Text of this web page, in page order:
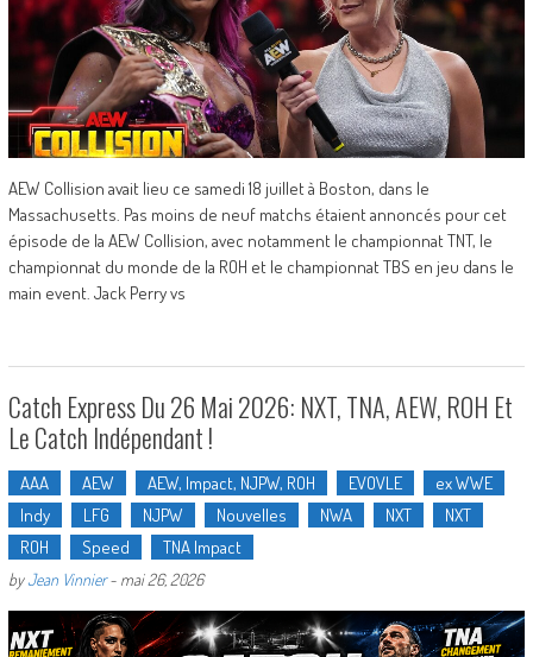
AEW Collision avait lieu ce samedi 18 juillet à Boston, dans le
Massachusetts. Pas moins de neuf matchs étaient annoncés pour cet
épisode de la AEW Collision, avec notamment le championnat TNT, le
championnat du monde de la ROH et le championnat TBS en jeu dans le
main event. Jack Perry vs
Catch Express Du 26 Mai 2026: NXT, TNA, AEW, ROH Et
Le Catch Indépendant !
AAA AEW AEW, Impact, NJPW, ROH EVOVLE
ex WWE
Indy
LFG NJPW Nouvelles NWA NXT
NXT
ROH
Speed TNA Impact
byJean Vinnier- mai 26, 2026